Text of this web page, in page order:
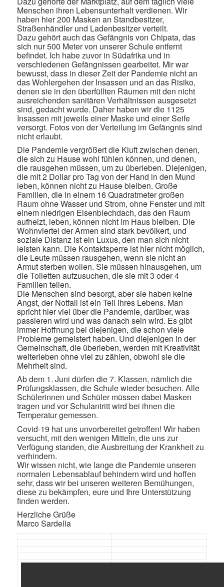
Menschen ihren Lebensunterhalt verdienen. Wir
haben hier 200 Masken an Standbesitzer,
Straßenhändler und Ladenbesitzer verteilt.
Dazu gehört auch das Gefängnis von Chipata, das
sich nur 500 Meter von unserer Schule entfernt
befindet. Ich habe zuvor in Südafrika und in
verschiedenen Gefängnissen gearbeitet. Mir war
bewusst, dass in dieser Zeit der Pandemie nicht an
das Wohlergehen der Insassen und an das Risiko,
denen sie in den überfüllten Räumen mit den nicht
ausreichenden sanitären Verhältnissen ausgesetzt
sind, gedacht wurde. Daher haben wir die 1125
Insassen mit jeweils einer Maske und einer Seife
versorgt. Fotos von der Verteilung im Gefängnis sind
nicht erlaubt.
Die Pandemie vergrößert die Kluft zwischen denen,
die sich zu Hause wohl fühlen können, und denen,
die rausgehen müssen, um zu überleben. Diejenigen,
die mit 2 Dollar pro Tag von der Hand in den Mund
leben, können nicht zu Hause bleiben. Große
Familien, die in einem 16 Quadratmeter großen
Raum ohne Wasser und Strom, ohne Fenster und mit
einem niedrigen Eisenblechdach, das den Raum
aufheizt, leben, können nicht im Haus bleiben. Die
Wohnviertel der Armen sind stark bevölkert, und
soziale Distanz ist ein Luxus, den man sich nicht
leisten kann. Die Kontaktsperre ist hier nicht möglich,
die Leute müssen rausgehen, wenn sie nicht an
Armut sterben wollen. Sie müssen hinausgehen, um
die Toiletten aufzusuchen, die sie mit 3 oder 4
Familien teilen.
Die Menschen sind besorgt, aber sie haben keine
Angst, der Notfall ist ein Teil ihres Lebens. Man
spricht hier viel über die Pandemie, darüber, was
passieren wird und was danach sein wird. Es gibt
immer Hoffnung bei diejenigen, die schon viele
Probleme gemeistert haben. Und diejenigen in der
Gemeinschaft, die überleben, werden mit Kreativität
weiterleben ohne viel zu zählen, obwohl sie die
Mehrheit sind.
Ab dem 1. Juni dürfen die 7. Klassen, nämlich die
Prüfungsklassen, die Schule wieder besuchen. Alle
Schülerinnen und Schüler müssen dabei Masken
tragen und vor Schulantritt wird bei ihnen die
Temperatur gemessen.
Covid-19 hat uns unvorbereitet getroffen! Wir haben
versucht, mit den wenigen Mitteln, die uns zur
Verfügung standen, die Ausbreitung der Krankheit zu
verhindern.
Wir wissen nicht, wie lange die Pandemie unseren
normalen Lebensablauf behindern wird und hoffen
sehr, dass wir bei unseren weiteren Bemühungen,
diese zu bekämpfen, eure und Ihre Unterstützung
finden werden.
Herzliche Grüße
Marco Sardella